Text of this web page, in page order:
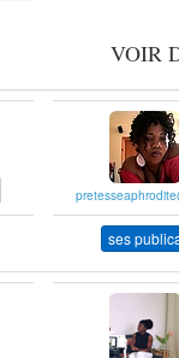
VOIR
ses